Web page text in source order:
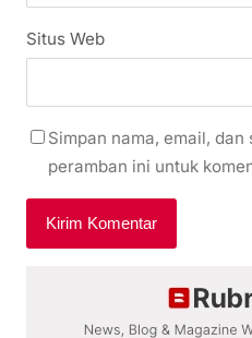
Situs Web
Simpan nama, email,
peramban ini untuk